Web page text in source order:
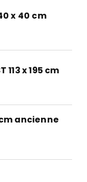
x 40 cm
x 195 cm
ancienne